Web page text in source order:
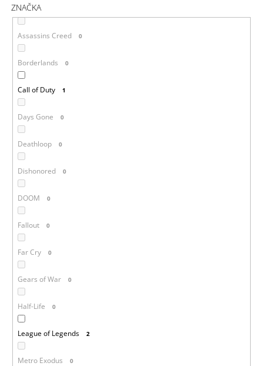
ZNAČKA
Assassins Creed 0
Borderlands 0
Call of Duty 1
Days Gone 0
Deathloop 0
Dishonored 0
DOOM 0
Fallout 0
Far Cry 0
Gears of War 0
Half-Life 0
League of Legends 2
Metro Exodus 0